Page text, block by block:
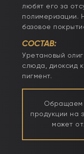
любят его за
полимеризации.
базовое
СОСТАВ:
Уретановый
слюда, диоксид
пигмент.
Обращаем
продукции на
может